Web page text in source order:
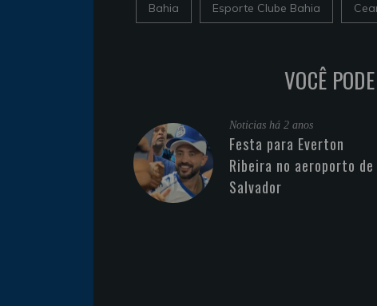
Bahia Esporte Clube Bahia
VOCÊ
Noticias há 2 anos
Festa para Everton
Ribeira no aeroporto de
Salvador